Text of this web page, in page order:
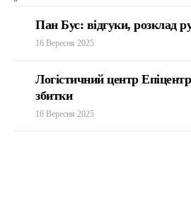
Пан Бус: відгуки, розклад
16 Вересня 2025
Логістичний центр
збитки
16 Вересня 2025